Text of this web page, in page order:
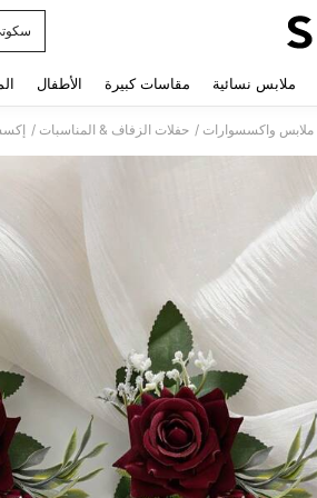
ملابس نسائية مقاسات كبيرة الأطفال
ملابس واكسسوارات / حفلات الزفاف & المناسبات /